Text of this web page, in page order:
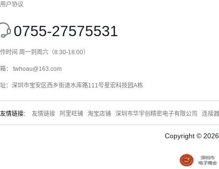
用户协议
0755-27575531
时间 周一到周六（8:30-18:00）
： twhoau@163.com
：深圳市宝安区西乡街道水库路111号星宏科技园A栋
友情链接: 友情链接 阿里旺铺 淘宝店铺 深圳市华宇创精密电子有限公司 连接
Copyright ©